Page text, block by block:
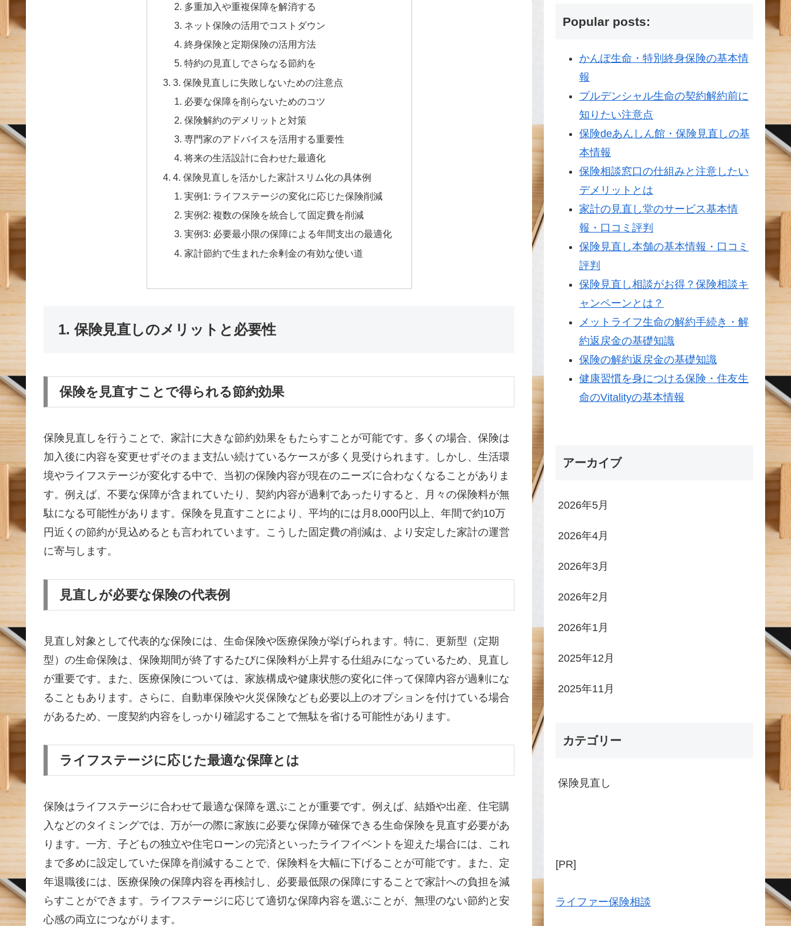
多重加入や重複保障を解消する
ネット保険の活用でコストダウン
終身保険と定期保険の活用方法
特約の見直しでさらなる節約を
3. 保険見直しに失敗しないための注意点
必要な保障を削らないためのコツ
保険解約のデメリットと対策
専門家のアドバイスを活用する重要性
将来の生活設計に合わせた最適化
4. 保険見直しを活かした家計スリム化の具体例
実例1: ライフステージの変化に応じた保険削減
実例2: 複数の保険を統合して固定費を削減
実例3: 必要最小限の保障による年間支出の最適化
家計節約で生まれた余剰金の有効な使い道
1. 保険見直しのメリットと必要性
保険を見直すことで得られる節約効果
保険見直しを行うことで、家計に大きな節約効果をもたらすことが可能です。多くの場合、保険は
加入後に内容を変更せずそのまま支払い続けているケースが多く見受けられます。しかし、生活環
境やライフステージが変化する中で、当初の保険内容が現在のニーズに合わなくなることがありま
す。例えば、不要な保障が含まれていたり、契約内容が過剰であったりすると、月々の保険料が無
駄になる可能性があります。保険を見直すことにより、平均的には月8,000円以上、年間で約10万
円近くの節約が見込めるとも言われています。こうした固定費の削減は、より安定した家計の運営
に寄与します。
見直しが必要な保険の代表例
見直し対象として代表的な保険には、生命保険や医療保険が挙げられます。特に、更新型（定期
型）の生命保険は、保険期間が終了するたびに保険料が上昇する仕組みになっているため、見直し
が重要です。また、医療保険については、家族構成や健康状態の変化に伴って保障内容が過剰にな
ることもあります。さらに、自動車保険や火災保険なども必要以上のオプションを付けている場合
があるため、一度契約内容をしっかり確認することで無駄を省ける可能性があります。
ライフステージに応じた最適な保障とは
保険はライフステージに合わせて最適な保障を選ぶことが重要です。例えば、結婚や出産、住宅購
入などのタイミングでは、万が一の際に家族に必要な保障が確保できる生命保険を見直す必要があ
ります。一方、子どもの独立や住宅ローンの完済といったライフイベントを迎えた場合には、これ
まで多めに設定していた保障を削減することで、保険料を大幅に下げることが可能です。また、定
年退職後には、医療保険の保障内容を再検討し、必要最低限の保障にすることで家計への負担を減
らすことができます。ライフステージに応じて適切な保障内容を選ぶことが、無理のない節約と安
心感の両立につながります。
Popular posts:
かんぽ生命・特別終身保険の基本情
報
プルデンシャル生命の契約解約前に
知りたい注意点
保険deあんしん館・保険見直しの基
本情報
保険相談窓口の仕組みと注意したい
デメリットとは
家計の見直し堂のサービス基本情
報・口コミ評判
保険見直し本舗の基本情報・口コミ
評判
保険見直し相談がお得？保険相談キ
ャンペーンとは？
メットライフ生命の解約手続き・解
約返戻金の基礎知識
保険の解約返戻金の基礎知識
健康習慣を身につける保険・住友生
命のVitalityの基本情報
アーカイブ
2026年5月
2026年4月
2026年3月
2026年2月
2026年1月
2025年12月
2025年11月
カテゴリー
保険見直し
[PR]
ライファー保険相談